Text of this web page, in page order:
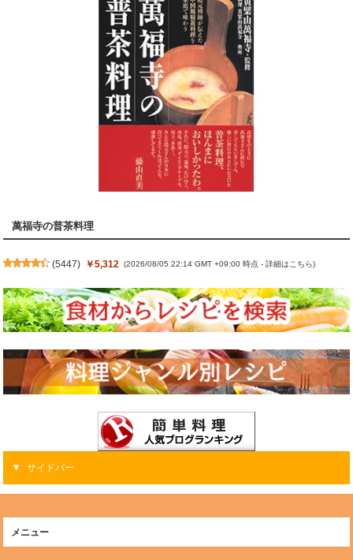
萬福寺の普茶料理
(5447) ￥5,312 (2026/08/05 22:14 GMT +09:00 時点 -詳細はこちら)
サイドバー
メニュー